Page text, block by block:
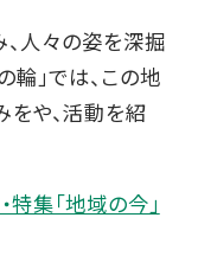
、人々の姿を深掘
輪」では、この地
や、活動を紹
集「地域の今」